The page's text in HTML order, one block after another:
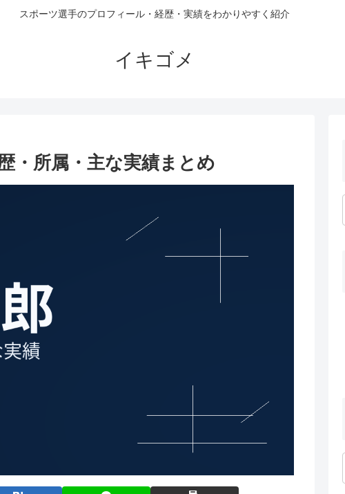
スポーツ選手のプロフィール・経歴・実績をわかりやすく紹介
イキゴメ
・所属・主な実績まとめ